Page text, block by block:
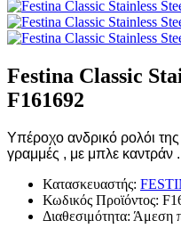
Festina Classic
F161692
Υπέροχο ανδρικό ρολόι
γραμμές , με μπλε καντράν .
Κατασκευαστής:
Κωδικός Προϊόντος:
Διαθεσιμότητα: Άμεση